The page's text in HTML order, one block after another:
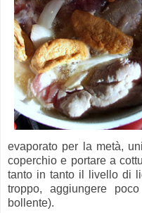
evaporato per la metà,
coperchio e portare a
tanto in tanto il livello di
troppo, aggiungere
bollente).